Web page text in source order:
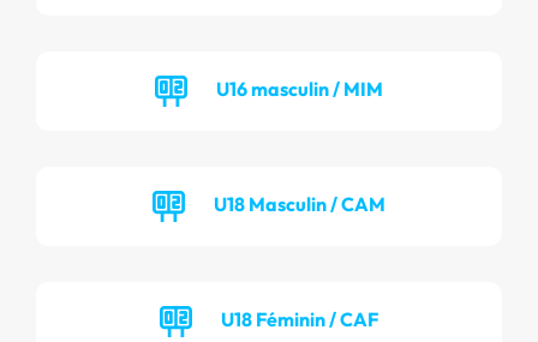
U16 masculin / MIM
U18 Masculin / CAM
U18 Féminin / CAF